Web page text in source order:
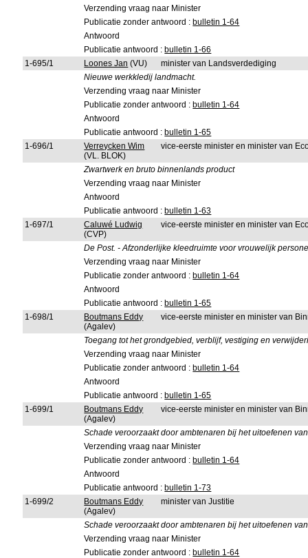
Verzending vraag naar Minister
Publicatie zonder antwoord : bulletin 1-64
Antwoord
Publicatie antwoord : bulletin 1-66
1-695/1
Loones Jan (VU)
minister van Landsverdediging
Nieuwe werkkledij landmacht.
Verzending vraag naar Minister
Publicatie zonder antwoord : bulletin 1-64
Antwoord
Publicatie antwoord : bulletin 1-65
1-696/1
Verreycken Wim
(VL. BLOK)
vice-eerste minister en minister van
Zwartwerk en bruto binnenlands product
Verzending vraag naar Minister
Antwoord
Publicatie antwoord : bulletin 1-63
1-697/1
Caluwé Ludwig
(CVP)
vice-eerste minister en minister van
De Post. - Afzonderlijke kleedruimte voor vrouwelijk
Verzending vraag naar Minister
Publicatie zonder antwoord : bulletin 1-64
Antwoord
Publicatie antwoord : bulletin 1-65
1-698/1
Boutmans Eddy
(Agalev)
vice-eerste minister en minister van
Toegang tot het grondgebied, verblijf, vestiging en
Verzending vraag naar Minister
Publicatie zonder antwoord : bulletin 1-64
Antwoord
Publicatie antwoord : bulletin 1-65
1-699/1
Boutmans Eddy
(Agalev)
vice-eerste minister en minister van
Schade veroorzaakt door ambtenaren bij het uitoefenen
Verzending vraag naar Minister
Publicatie zonder antwoord : bulletin 1-64
Antwoord
Publicatie antwoord : bulletin 1-73
1-699/2
Boutmans Eddy
(Agalev)
minister van Justitie
Schade veroorzaakt door ambtenaren bij het uitoefenen
Verzending vraag naar Minister
Publicatie zonder antwoord : bulletin 1-64